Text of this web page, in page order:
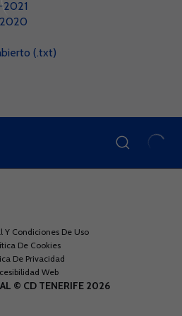
(.txt)
Y Condiciones De Uso
De Cookies
De Privacidad
Web
© CD TENERIFE 2026